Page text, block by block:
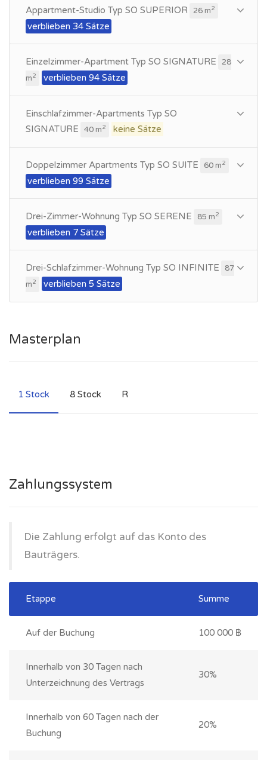
Appartment-Studio Typ SO SUPERIOR 26 m2
verblieben 34 Sätze
Einzelzimmer-Apartment Typ SO SIGNATURE
28
m2 verblieben 94 Sätze
Einschlafzimmer-Apartments Typ SO
SIGNATURE
40 m2 keine Sätze
Doppelzimmer Apartments Typ SO SUITE 60 m2
verblieben 99 Sätze
Drei-Zimmer-Wohnung Typ SO SERENE 85 m2
verblieben 7 Sätze
Drei-Schlafzimmer-Wohnung Typ SO INFINITE
87
m2 verblieben 5 Sätze
Masterplan
1 Stock 8 Stock R
Zahlungssystem
Die Zahlung erfolgt auf das Konto des
Bauträgers.
Etappe Summe
Auf der Buchung 100 000 ฿
Innerhalb von 30 Tagen nach
Unterzeichnung des Vertrags
30%
Innerhalb von 60 Tagen nach der
Buchung
20%